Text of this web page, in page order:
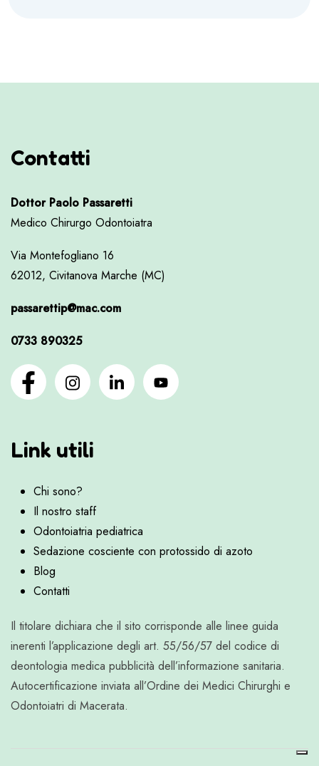
Contatti
Dottor Paolo Passaretti
Medico Chirurgo Odontoiatra
Via Montefogliano 16
62012, Civitanova Marche (MC)
passarettip@mac.com
0733 890325
Link utili
Chi sono?
Il nostro staff
Odontoiatria pediatrica
Sedazione cosciente con protossido di azoto
Blog
Contatti
Il titolare dichiara che il sito corrisponde alle linee guida
inerenti l’applicazione degli art. 55/56/57 del codice di
deontologia medica pubblicità dell’informazione sanitaria.
Autocertificazione inviata all’Ordine dei Medici Chirurghi e
Odontoiatri di Macerata.